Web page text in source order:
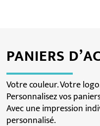
PANIERS
Votre couleur. Votre
Personnalisez vos
Avec une impression
personnalisé.